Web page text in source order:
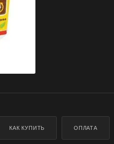
КАК КУПИТЬ ОПЛАТА